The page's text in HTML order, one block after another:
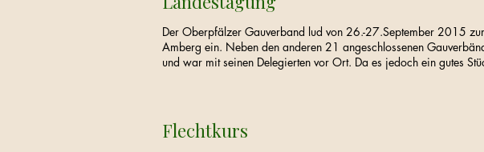
Der Oberpfälzer Gauverband lud von 26.-27.September 2015
Amberg ein. Neben den anderen 21 angeschlossenen
und war mit seinen Delegierten vor Ort. Da es jedoch ein gutes
Flechtkurs